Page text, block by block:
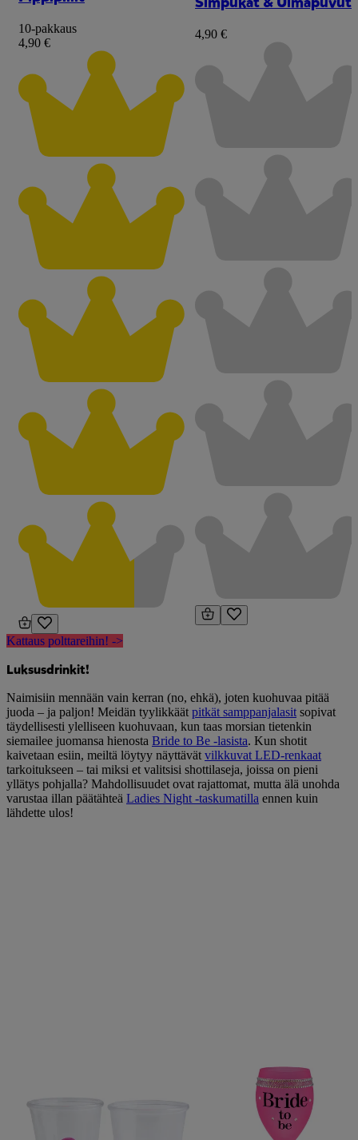
10-pakkaus
4,90 €
4,90 €
Kattaus polttareihin! ->
Luksusdrinkit!
Naimisiin mennään vain kerran (no, ehkä), joten kuohuvaa pitää
juoda – ja paljon! Meidän tyylikkäät pitkät samppanjalasit sopivat
täydellisesti ylelliseen kuohuvaan, kun taas morsian tietenkin
siemailee juomansa hienosta Bride to Be -lasista. Kun shotit
kaivetaan esiin, meiltä löytyy näyttävät vilkkuvat LED-renkaat
tarkoitukseen – tai miksi et valitsisi shottilaseja, joissa on pieni
yllätys pohjalla? Mahdollisuudet ovat rajattomat, mutta älä unohda
varustaa illan päätähteä Ladies Night -taskumatilla ennen kuin
lähdette ulos!